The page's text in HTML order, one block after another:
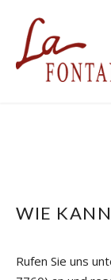
WIE
Rufen Sie uns